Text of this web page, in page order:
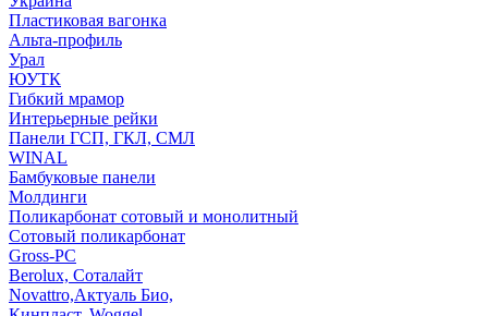
Пластиковая вагонка
Альта-профиль
Урал
ЮУТК
Гибкий мрамор
Интерьерные рейки
Панели ГСП, ГКЛ, СМЛ
WINAL
Бамбуковые панели
Молдинги
Поликарбонат сотовый и монолитный
Сотовый поликарбонат
Gross-PC
Berolux, Соталайт
Novattro,Актуаль Био,